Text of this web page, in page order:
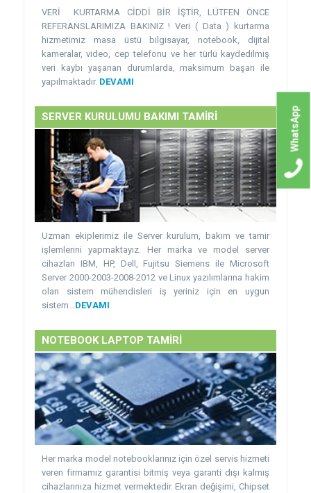
VERİ KURTARMA CİDDİ BİR İŞTİR, LÜTFEN ÖNCE
REFERANSLARIMIZA BAKINIZ ! Veri ( Data ) kurtarma
hizmetimiz masa üstü bilgisayar, notebook, dijital
kameralar, video, cep telefonu ve her türlü kaydedilmiş
veri kaybı yaşanan durumlarda, maksimum başarı ile
yapılmaktadır. DEVAMI
SERVER KURULUMU BAKIMI TAMİRİ
Uzman ekiplerimiz ile Server kurulum, bakım ve tamir
işlemlerini yapmaktayız. Her marka ve model server
cihazları IBM, HP, Dell, Fujitsu Siemens ile Microsoft
Server 2000-2003-2008-2012 ve Linux yazılımlarına hakim
olan sistem mühendisleri iş yeriniz için en uygun
sistem... DEVAMI
NOTEBOOK LAPTOP TAMİRİ
Her marka model notebooklarınız için özel servis hizmeti
veren firmamız garantisi bitmiş veya garanti dışı kalmış
cihazlarınıza hizmet vermektedir. Ekran değişimi, Chipset
WhatsApp